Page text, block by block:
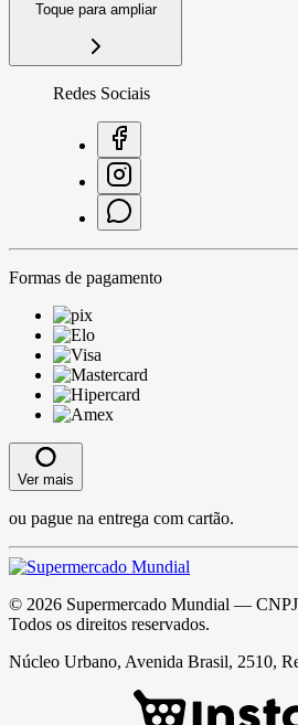
Toque para ampliar
Redes Sociais
Formas de pagamento
Ver mais
ou pague na entrega com cartão.
© 2026 Supermercado Mundial —
Todos os direitos reservados.
Núcleo Urbano, Avenida Brasil, 2510,